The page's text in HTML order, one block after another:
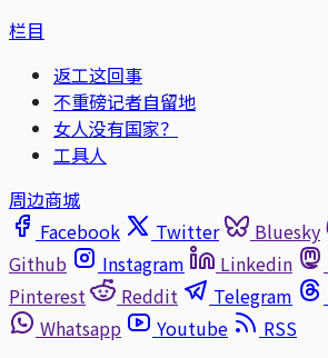
栏目
返工这回事
不重磅记者自留地
女人没有国家？
工具人
周边商城
Facebook
Twitter Bluesky
Github
Instagram Linkedin
Pinterest
Reddit Telegram
Whatsapp
Youtube
RSS